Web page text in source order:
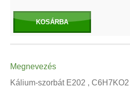
KOSÁRBA
Megnevezés
Kálium-szorbát E202 , C6H7KO2